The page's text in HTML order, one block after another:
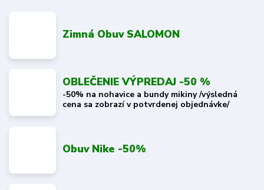
Zimná Obuv SALOMON
OBLEČENIE VÝPREDAJ -50 %
-50% na nohavice a bundy mikiny /výsledná
cena sa zobrazí v potvrdenej objednávke/
Obuv Nike -50%